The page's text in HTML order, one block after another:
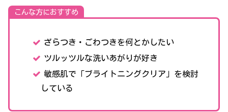
こんな方におすすめ
ざらつき・ごわつきを何とかしたい
ツルッツルな洗いあがりが好き
敏感肌で「ブライトニングクリア」を検討
している